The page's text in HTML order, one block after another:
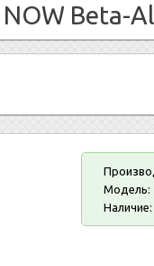
NOW Beta-
Модель:
Наличие: